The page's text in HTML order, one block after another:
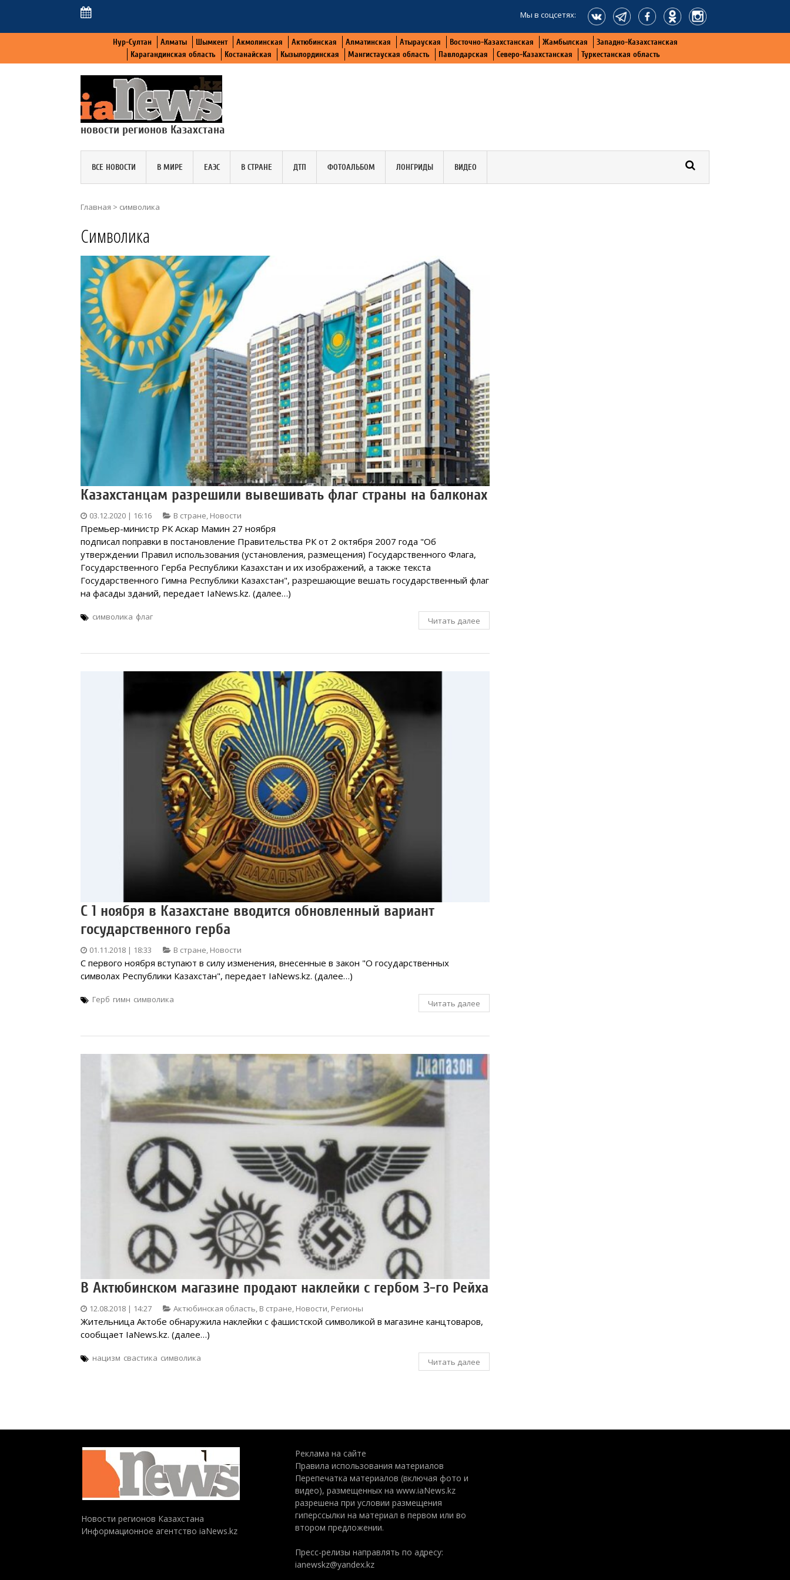
Мы в соцсетях:
Нур-Султан Алматы Шымкент Акмолинская Актюбинская Алматинская Атырауская Восточно-Казахстанская Жамбылская
Западно-Казахстанская
Карагандинская область
Костанайская Кызылординская Мангистауская область Павлодарская Северо-Казахстанская Туркестанская область
новости регионов Казахстана
ВСЕ НОВОСТИ В МИРЕ ЕАЭС В СТРАНЕ ДТП ФОТОАЛЬБОМ ЛОНГРИДЫ ВИДЕО
Главная > символика
Символика
Казахстанцам разрешили вывешивать флаг страны на балконах
03.12.2020 | 16:16 В стране, Новости
Премьер-министр РК Аскар Мамин 27 ноября
подписал поправки в постановление Правительства РК от 2 октября 2007 года "Об
утверждении Правил использования (установления, размещения) Государственного Флага,
Государственного Герба Республики Казахстан и их изображений, а также текста
Государственного Гимна Республики Казахстан", разрешающие вешать государственный флаг
на фасады зданий, передает IaNews.kz. (далее…)
символика флаг Читать далее
С 1 ноября в Казахстане вводится обновленный вариант
государственного герба
01.11.2018 | 18:33 В стране, Новости
С первого ноября вступают в силу изменения, внесенные в закон "О государственных
символах Республики Казахстан", передает IaNews.kz. (далее…)
Герб гимн символика Читать далее
В Актюбинском магазине продают наклейки с гербом 3-го Рейха
12.08.2018 | 14:27 Актюбинская область, В стране, Новости, Регионы
Жительница Актобе обнаружила наклейки с фашистской символикой в магазине канцтоваров,
сообщает IaNews.kz. (далее…)
нацизм свастика символика Читать далее
Новости регионов Казахстана
Информационное агентство iaNews.kz
Реклама на сайте
Правила использования материалов
Перепечатка материалов (включая фото и
видео), размещенных на www.iaNews.kz
разрешена при условии размещения
гиперссылки на материал в первом или во
втором предложении.
Пресс-релизы направлять по адресу:
ianewskz@yandex.kz